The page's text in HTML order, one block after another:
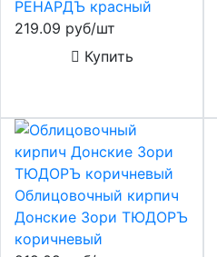
РЕНАРДЪ красный
219.09 руб/шт
Купить
Облицовочный кирпич
Донские Зори ТЮДОРЪ
коричневый